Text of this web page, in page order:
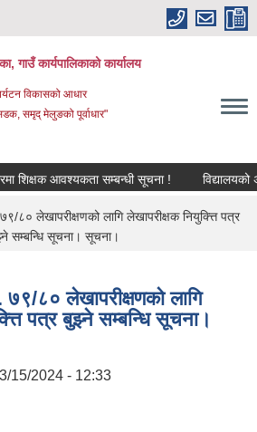
गाउँ कार्यपालिकाको कार्यालय
विकासको आधार
समृद् मेलुङको पूर्वाधार"
शिक्षक आवश्‍यकता सम्बन्धी सूचना ! विद्यालयको
८० लेखापरीक्षणको लागि लेखापरीक्षक नियुक्त्ति पत्र
सम्बन्धि सूचना। सूचना।
७९/८० लेखापरीक्षणको लागि
पत्र बुझ्ने सम्बन्धि सूचना।
15/2024 - 12:33